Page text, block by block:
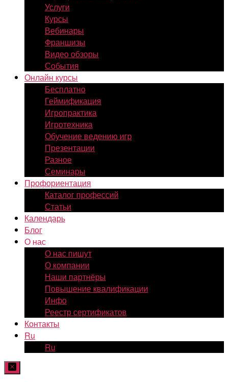
Услуги
Курсы
Вебинары
Франшизы
Видео обзоры
События
Онлайн курсы
Бесплатно
Геймификация
Игропрактика
Игротехника
Обучение ведению игр
Презентации
Разное
Семинары
Профориентация
Каталог профессий
Статьи
Календарь
Блог
О нас
О нас пишут
О компании
Наши партнёры
Повышение квалификации
Инфо
Реестр сертификатов
Контакты
Ru
Ru